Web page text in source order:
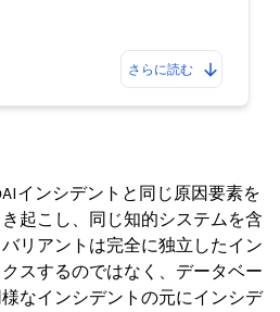
さらに読む
インシデントと同じ原因要素を
起こし、同じ知的システムを含
リアントは完全に独立したイン
スするのではなく、データベー
なインシデントの元にインシデ